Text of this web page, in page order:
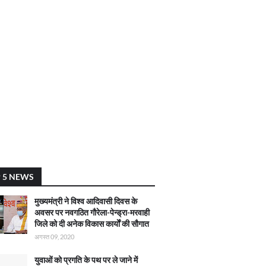
5 NEWS
मुख्यमंत्री ने विश्व आदिवासी दिवस के
अवसर पर नवगठित गौरेला-पेन्ड्रा-मरवाही
जिले को दी अनेक विकास कार्याें की सौगात
अगस्त 09, 2020
युवाओं को प्रगति के पथ पर ले जाने में